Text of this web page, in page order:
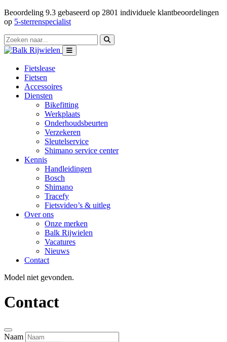
Beoordeling 9.3 gebaseerd op 2801 individuele klantbeoordelingen
op 5-sterrenspecialist
Fietslease
Fietsen
Accessoires
Diensten
Bikefitting
Werkplaats
Onderhoudsbeurten
Verzekeren
Sleutelservice
Shimano service center
Kennis
Handleidingen
Bosch
Shimano
Tracefy
Fietsvideo’s & uitleg
Over ons
Onze merken
Balk Rijwielen
Vacatures
Nieuws
Contact
Model niet gevonden.
Contact
Naam